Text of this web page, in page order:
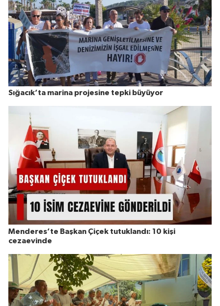
Sığacık’ta marina projesine tepki büyüyor
Menderes’te Başkan Çiçek tutuklandı: 10 kişi
cezaevinde